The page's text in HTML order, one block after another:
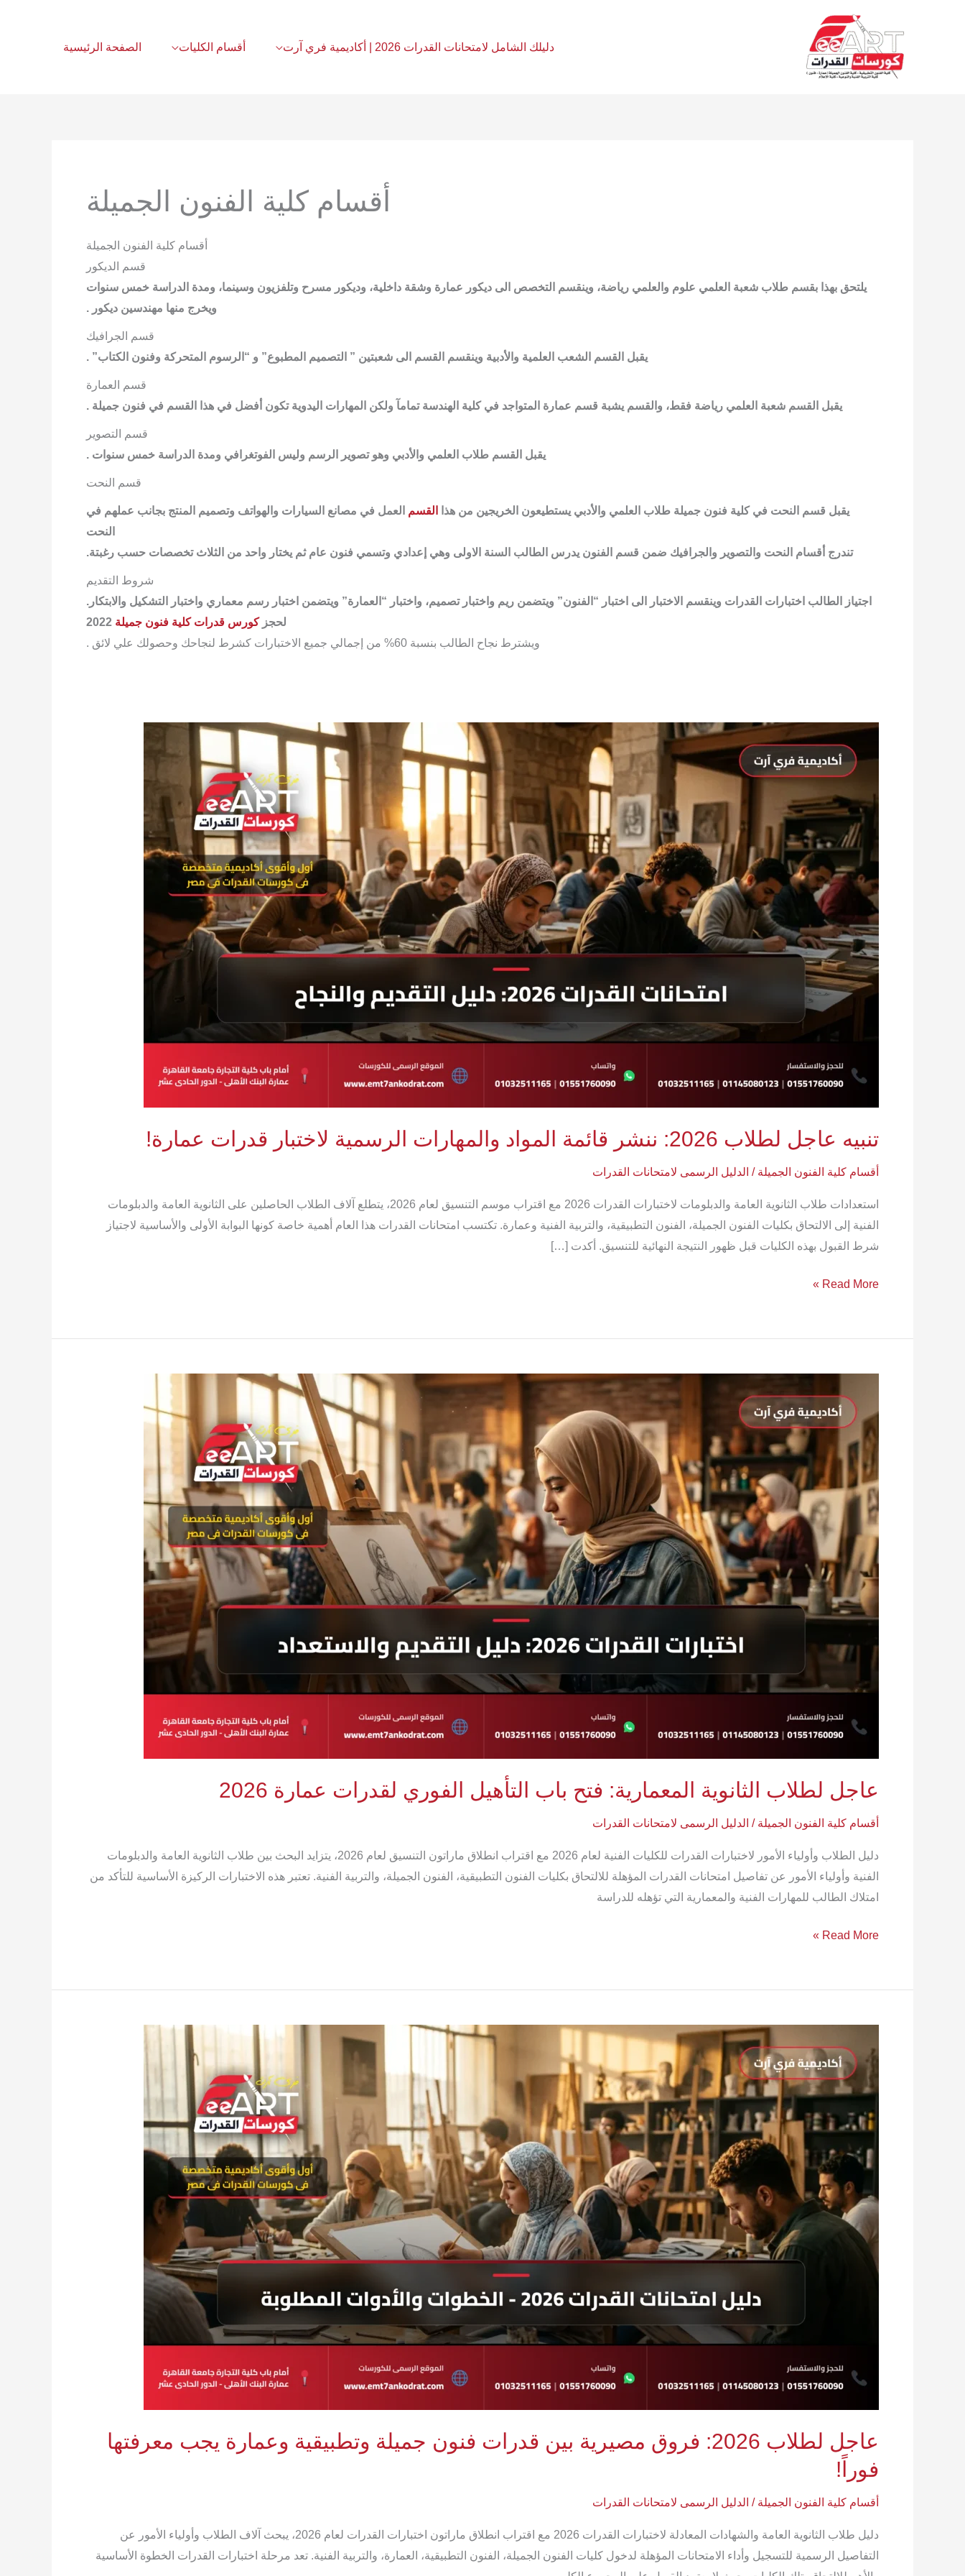
دليلك الشامل لامتحانات القدرات 2026 | أكاديمية فري آرت أقسام الكليات الصفحة الرئيسية
أقسام كلية الفنون الجميلة
أقسام كلية الفنون الجميلة
قسم الديكور
يلتحق بهذا بقسم طلاب شعبة العلمي علوم والعلمي رياضة، وينقسم التخصص الى ديكور عمارة وشقة داخلية، وديكور مسرح وتلفزيون وسينما، ومدة الدراسة خمس سنوات
ويخرج منها مهندسين ديكور .
قسم الجرافيك
يقبل القسم الشعب العلمية والأدبية وينقسم القسم الى شعبتين ” التصميم المطبوع” و “الرسوم المتحركة وفنون الكتاب” .
قسم العمارة
يقبل القسم شعبة العلمي رياضة فقط، والقسم يشبة قسم عمارة المتواجد في كلية الهندسة تمامآ ولكن المهارات اليدوية تكون أفضل في هذا القسم في فنون جميلة .
قسم التصوير
يقبل القسم طلاب العلمي والأدبي وهو تصوير الرسم وليس الفوتغرافي ومدة الدراسة خمس سنوات .
قسم النحت
يقبل قسم النحت في كلية فنون جميلة طلاب العلمي والأدبي يستطيعون الخريجين من هذا القسم العمل في مصانع السيارات والهواتف وتصميم المنتج بجانب عملهم في
النحت
تندرج أقسام النحت والتصوير والجرافيك ضمن قسم الفنون يدرس الطالب السنة الاولى وهي إعدادي وتسمي فنون عام ثم يختار واحد من الثلاث تخصصات حسب رغبتة.
شروط التقديم
اجتياز الطالب اختبارات القدرات وينقسم الاختبار الى اختبار “الفنون” ويتضمن ريم واختبار تصميم، واختبار “العمارة” ويتضمن اختبار رسم معماري واختبار التشكيل والابتكار.
لحجزكورس قدرات كلية فنون جميلة
ويشترط نجاح الطالب بنسبة 60% من إجمالي جميع الاختبارات كشرط لنجاحك وحصولك علي لائق .
تنبيه عاجل لطلاب 2026: ننشر قائمة المواد والمهارات الرسمية لاختبار قدرات عمارة!
أقسام كلية الفنون الجميلة / الدليل الرسمى لامتحانات القدرات
استعدادات طلاب الثانوية العامة والدبلومات لاختبارات القدرات 2026 مع اقتراب موسم التنسيق لعام 2026، يتطلع آلاف الطلاب الحاصلين على الثانوية العامة والدبلومات
الفنية إلى الالتحاق بكليات الفنون الجميلة، الفنون التطبيقية، والتربية الفنية وعمارة. تكتسب امتحانات القدرات هذا العام أهمية خاصة كونها البوابة الأولى والأساسية لاجتياز
شرط القبول بهذه الكليات قبل ظهور النتيجة النهائية للتنسيق. أكدت […]
تنبيه
عاجل
لطلاب
ننشر
قائمة
والمهارات
الرسمية
لاختبار
قدرات
عمارة!
Read More »
عاجل لطلاب الثانوية المعمارية: فتح باب التأهيل الفوري لقدرات عمارة 2026
أقسام كلية الفنون الجميلة / الدليل الرسمى لامتحانات القدرات
دليل الطلاب وأولياء الأمور لاختبارات القدرات للكليات الفنية لعام 2026 مع اقتراب انطلاق ماراتون التنسيق لعام 2026، يتزايد البحث بين طلاب الثانوية العامة والدبلومات
الفنية وأولياء الأمور عن تفاصيل امتحانات القدرات المؤهلة للالتحاق بكليات الفنون التطبيقية، الفنون الجميلة، والتربية الفنية. تعتبر هذه الاختبارات الركيزة الأساسية للتأكد من
امتلاك الطالب للمهارات الفنية والمعمارية التي تؤهله للدراسة
لطلاب
الثانوية
المعمارية:
فتح
باب
التأهيل
الفوري
لقدرات
عمارة
2026
Read More »
عاجل لطلاب 2026: فروق مصيرية بين قدرات فنون جميلة وتطبيقية وعمارة يجب معرفتها
فوراً!
أقسام كلية الفنون الجميلة / الدليل الرسمى لامتحانات القدرات
دليل طلاب الثانوية العامة والشهادات المعادلة لاختبارات القدرات 2026 مع اقتراب انطلاق ماراتون اختبارات القدرات لعام 2026، يبحث آلاف الطلاب وأولياء الأمور عن
التفاصيل الرسمية للتسجيل وأداء الامتحانات المؤهلة لدخول كليات الفنون الجميلة، الفنون التطبيقية، العمارة، والتربية الفنية. تعد مرحلة اختبارات القدرات الخطوة الأساسية
لطلاب
2026:
فروق
مصيرية
قدرات
جميلة
وتطبيقية
وعمارة
يجب